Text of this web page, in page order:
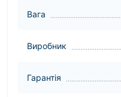
Вага
Виробник
Гарантія